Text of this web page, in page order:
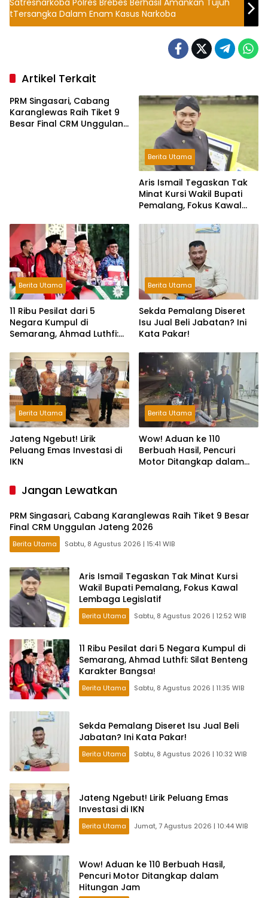
Satresnarkoba Polres Brebes Berhasil Amankan Tujuh
tTersangka Dalam Enam Kasus Narkoba
Artikel Terkait
PRM Singasari, Cabang
Karanglewas Raih Tiket 9
Besar Final CRM Unggulan
Berita Utama
Aris Ismail Tegaskan Tak
Minat Kursi Wakil Bupati
Pemalang, Fokus Kawal
Berita Utama
11 Ribu Pesilat dari 5
Negara Kumpul di
Semarang, Ahmad Luthfi:
Bangsa!
Berita Utama
Sekda Pemalang Diseret
Isu Jual Beli Jabatan? Ini
Kata Pakar!
Berita Utama
Jateng Ngebut! Lirik
Peluang Emas Investasi di
IKN
Berita Utama
Wow! Aduan ke 110
Berbuah Hasil, Pencuri
Motor Ditangkap dalam
Jangan Lewatkan
PRM Singasari, Cabang Karanglewas Raih Tiket 9 Besar
Final CRM Unggulan Jateng 2026
Berita Utama Sabtu, 8 Agustus 2026 | 15:41 WIB
Aris Ismail Tegaskan Tak Minat Kursi
Wakil Bupati Pemalang, Fokus Kawal
Lembaga Legislatif
Berita Utama Sabtu, 8 Agustus 2026 | 12:52 WIB
11 Ribu Pesilat dari 5 Negara Kumpul di
Semarang, Ahmad Luthfi: Silat Benteng
Karakter Bangsa!
Berita Utama Sabtu, 8 Agustus 2026 | 11:35 WIB
Sekda Pemalang Diseret Isu Jual Beli
Jabatan? Ini Kata Pakar!
Berita Utama Sabtu, 8 Agustus 2026 | 10:32 WIB
Jateng Ngebut! Lirik Peluang Emas
Investasi di IKN
Berita Utama Jumat, 7 Agustus 2026 | 10:44 WIB
Wow! Aduan ke 110 Berbuah Hasil,
Pencuri Motor Ditangkap dalam
Hitungan Jam